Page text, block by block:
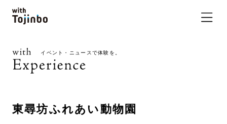
イベント・ニュースで体験を。
東尋坊ふれあい動物園